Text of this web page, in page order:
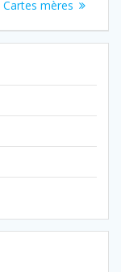
Article
Cartes mères